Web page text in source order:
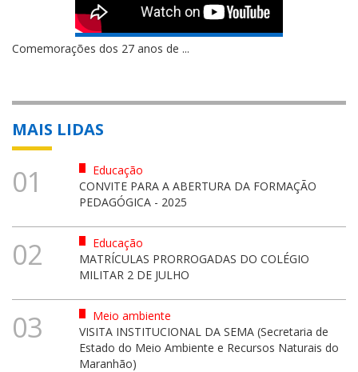
Comemorações dos 27 anos de ...
MAIS LIDAS
01
Educação
CONVITE PARA A ABERTURA DA FORMAÇÃO
PEDAGÓGICA - 2025
02
Educação
MATRÍCULAS PRORROGADAS DO COLÉGIO
MILITAR 2 DE JULHO
03
Meio ambiente
VISITA INSTITUCIONAL DA SEMA (Secretaria de
Estado do Meio Ambiente e Recursos Naturais do
Maranhão)